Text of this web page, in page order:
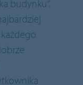
budynku”.